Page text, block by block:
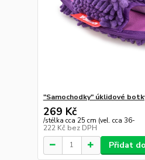
"Samochodky" úklidové
269 Kč
/stélka cca 25 cm (vel. cca 36-
222 Kč bez DPH
Přidat